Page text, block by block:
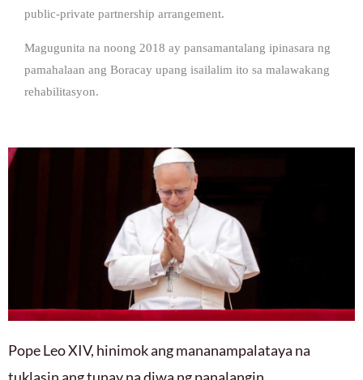
public-private partnership arrangement.
Magugunita na noong 2018 ay pansamantalang ipinasara ng
pamahalaan ang Boracay upang isailalim ito sa malawakang
rehabilitasyon.
Pope Leo XIV, hinimok ang mananampalataya na
tuklasin ang tunay na diwa ng panalangin